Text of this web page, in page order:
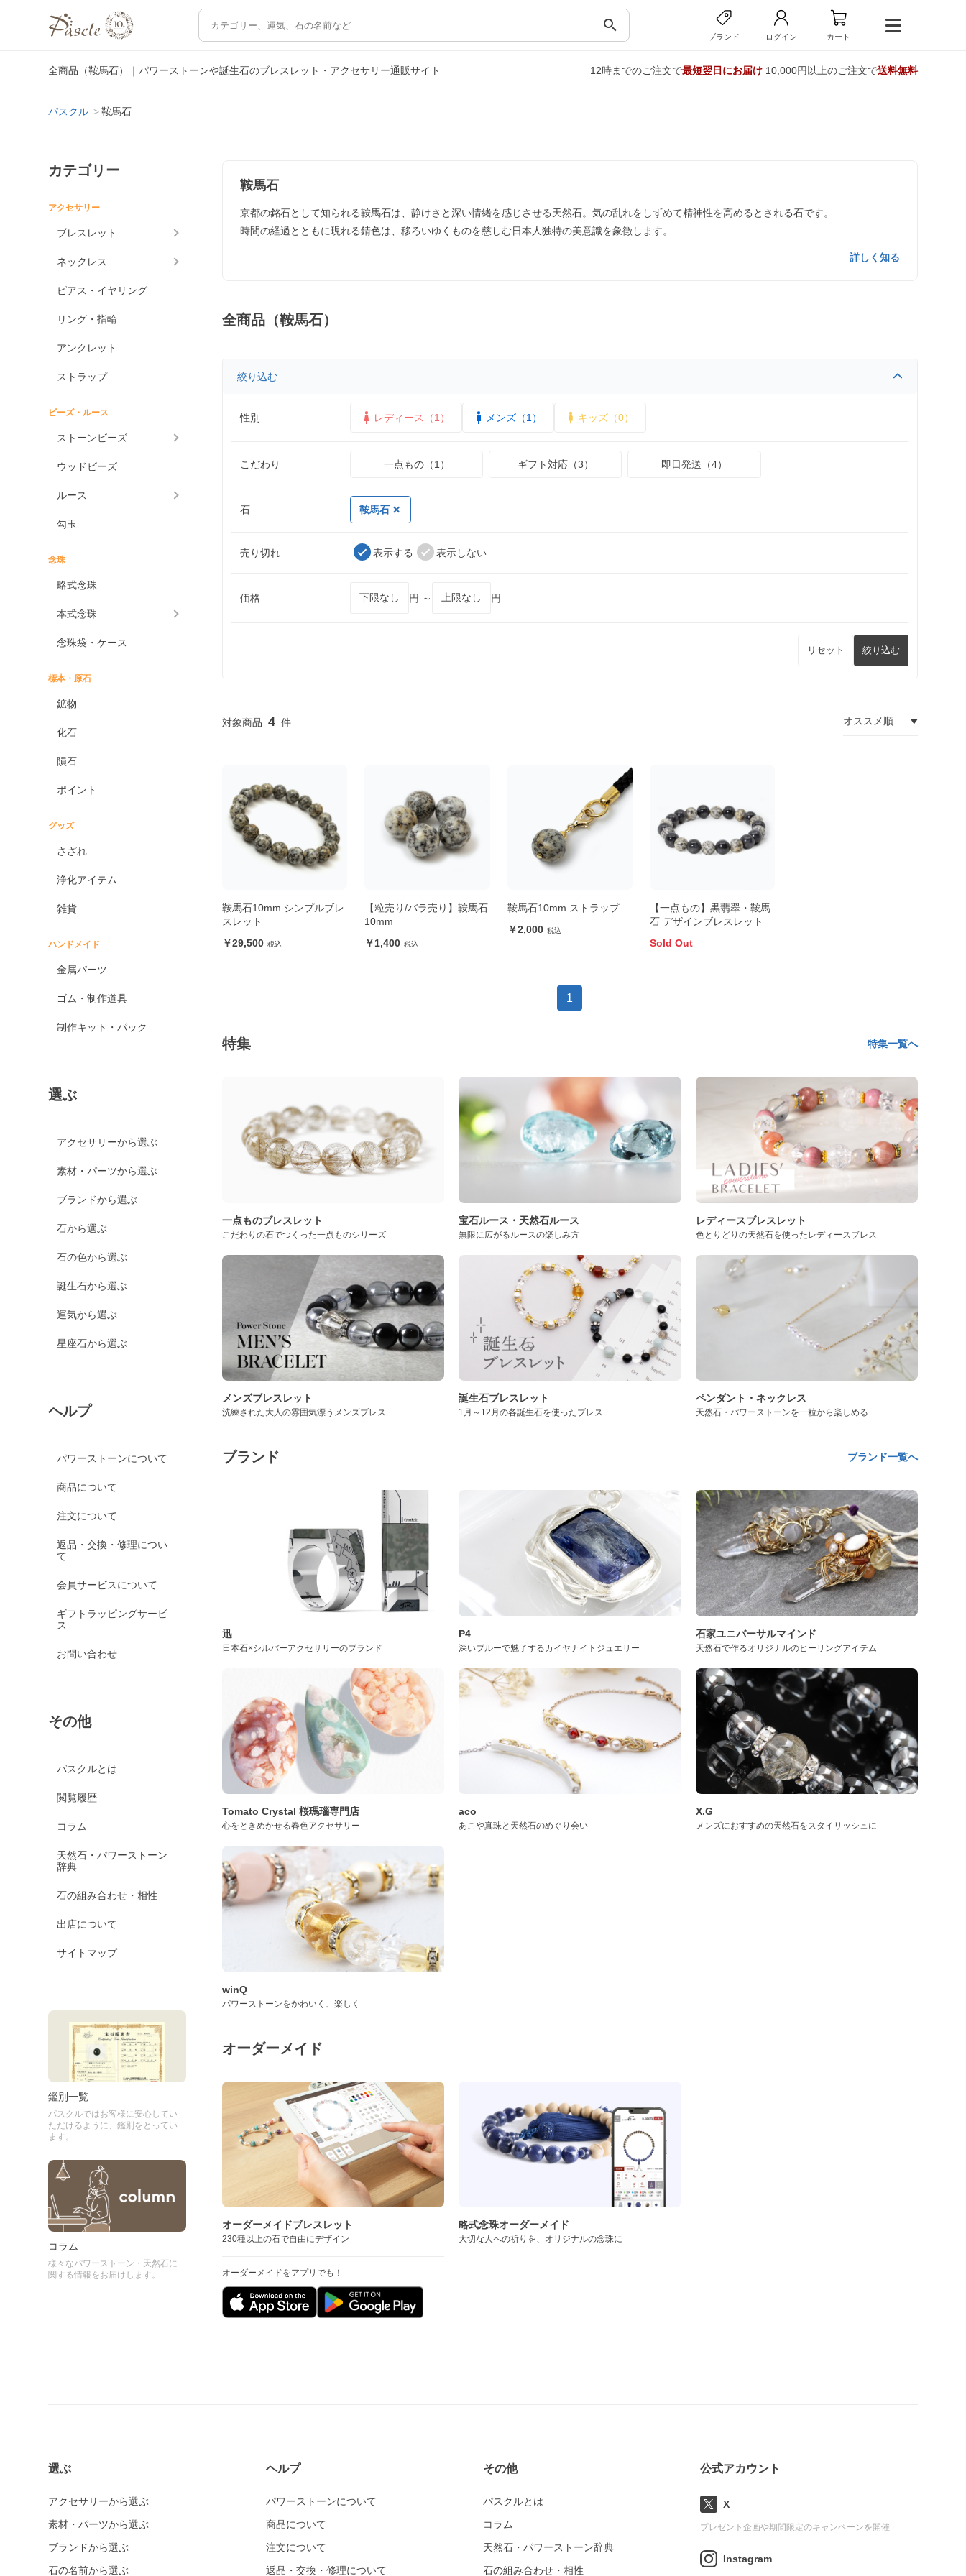
search
ブランド ログイン カート
全商品（鞍馬石）｜パワーストーンや誕生石のブレスレット・アクセサリー通販サイト 12時までのご注文で最短翌日にお届け10,000円以上のご注文で送料無料
パスクル 鞍馬石
カテゴリー
アクセサリー
ブレスレット
ネックレス
ピアス・イヤリング
リング・指輪
アンクレット
ストラップ
ビーズ・ルース
ストーンビーズ
ウッドビーズ
ルース
勾玉
念珠
略式念珠
本式念珠
念珠袋・ケース
標本・原石
鉱物
化石
隕石
ポイント
グッズ
さざれ
浄化アイテム
雑貨
ハンドメイド
金属パーツ
ゴム・制作道具
制作キット・パック
選ぶ
アクセサリーから選ぶ
素材・パーツから選ぶ
ブランドから選ぶ
石から選ぶ
石の色から選ぶ
誕生石から選ぶ
運気から選ぶ
星座石から選ぶ
ヘルプ
パワーストーンについて
商品について
注文について
返品・交換・修理につい
て
会員サービスについて
ギフトラッピングサービ
ス
お問い合わせ
その他
パスクルとは
閲覧履歴
コラム
天然石・パワーストーン
辞典
石の組み合わせ・相性
出店について
サイトマップ
鑑別一覧
パスクルではお客様に安心してい
ただけるように、鑑別をとってい
ます。
コラム
様々なパワーストーン・天然石に
関する情報をお届けします。
鞍馬石
京都の銘石として知られる鞍馬石は、静けさと深い情緒を感じさせる天然石。気の乱れをしずめて精神性を高めるとされる石です。
時間の経過とともに現れる錆色は、移ろいゆくものを慈しむ日本人独特の美意識を象徴します。
詳しく知る
全商品（鞍馬石）
絞り込む
性別 レディース（1） メンズ（1） キッズ（0）
こだわり 一点もの（1） ギフト対応（3） 即日発送（4）
石 鞍馬石
売り切れ 表示する 表示しない
価格 円 ～ 円
リセット 絞り込む
4
鞍馬石10mm シンプルブレ
スレット
29,500
【粒売り/バラ売り】鞍馬石
10mm
1,400
鞍馬石10mm ストラップ
2,000
【一点もの】黒翡翠・鞍馬
石 デザインブレスレット
Sold Out
1
特集 特集一覧へ
一点ものブレスレット
こだわりの石でつくった一点ものシリーズ
宝石ルース・天然石ルース
無限に広がるルースの楽しみ方
レディースブレスレット
色とりどりの天然石を使ったレディースブレス
メンズブレスレット
洗練された大人の雰囲気漂うメンズブレス
誕生石ブレスレット
1月～12月の各誕生石を使ったブレス
ペンダント・ネックレス
天然石・パワーストーンを一粒から楽しめる
ブランド ブランド一覧へ
迅
日本石×シルバーアクセサリーのブランド
P4
深いブルーで魅了するカイヤナイトジュエリー
石家ユニバーサルマインド
天然石で作るオリジナルのヒーリングアイテム
Tomato Crystal 桜瑪瑙専門店
心をときめかせる春色アクセサリー
aco
あこや真珠と天然石のめぐり会い
X.G
メンズにおすすめの天然石をスタイリッシュに
winQ
パワーストーンをかわいく、楽しく
オーダーメイド
オーダーメイドブレスレット
230種以上の石で自由にデザイン
オーダーメイドをアプリでも！
略式念珠オーダーメイド
大切な人への祈りを、オリジナルの念珠に
選ぶ
アクセサリーから選ぶ
素材・パーツから選ぶ
ブランドから選ぶ
石の名前から選ぶ
ヘルプ
パワーストーンについて
商品について
注文について
返品・交換・修理について
その他
パスクルとは
コラム
天然石・パワーストーン辞典
石の組み合わせ・相性
公式アカウント
X
プレゼント企画や期間限定のキャンペーンを開催
Instagram